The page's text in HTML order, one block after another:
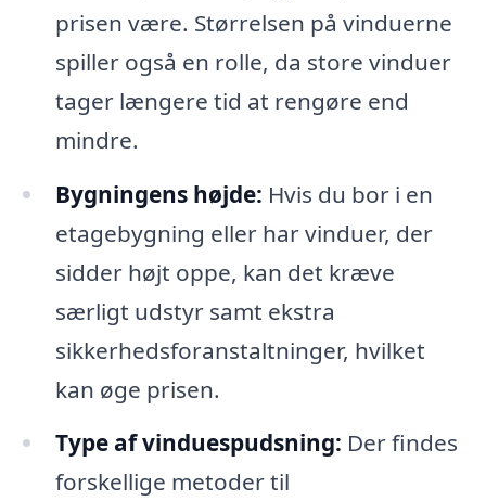
prisen være. Størrelsen på vinduerne
spiller også en rolle, da store vinduer
tager længere tid at rengøre end
mindre.
Bygningens højde: Hvis du bor i en
etagebygning eller har vinduer, der
sidder højt oppe, kan det kræve
særligt udstyr samt ekstra
sikkerhedsforanstaltninger, hvilket
kan øge prisen.
Type af vinduespudsning: Der findes
forskellige metoder til